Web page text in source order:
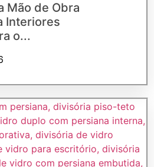
Mão de Obra
Interiores
o...